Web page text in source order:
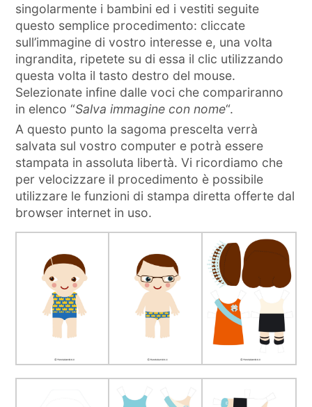
singolarmente i bambini ed i vestiti seguite
questo semplice procedimento: cliccate
sull’immagine di vostro interesse e, una volta
ingrandita, ripetete su di essa il clic utilizzando
questa volta il tasto destro del mouse.
Selezionate infine dalle voci che compariranno
in elenco “Salva immagine con nome“.
A questo punto la sagoma prescelta verrà
salvata sul vostro computer e potrà essere
stampata in assoluta libertà. Vi ricordiamo che
per velocizzare il procedimento è possibile
utilizzare le funzioni di stampa diretta offerte dal
browser internet in uso.